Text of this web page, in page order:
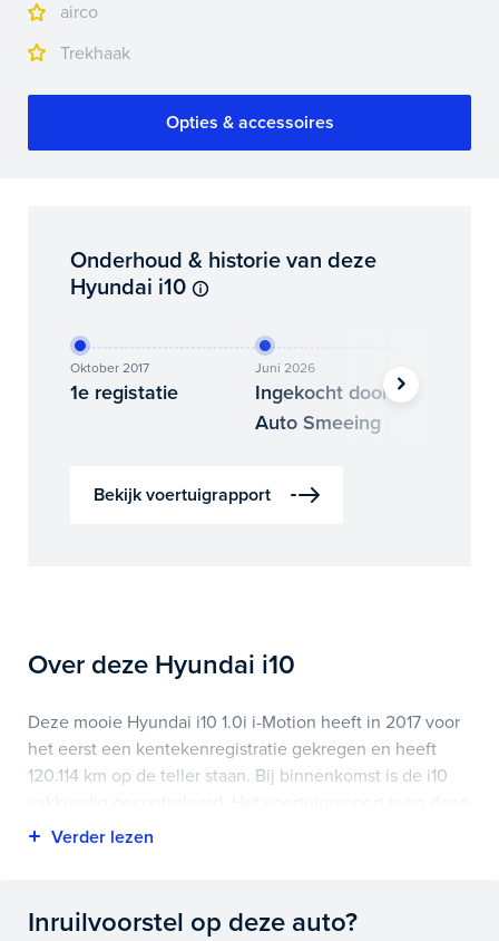
airco
Trekhaak
Opties & accessoires
Onderhoud & historie van deze
Hyundai i10
Oktober 2017
1e registatie
Juni 2026
Ingekocht door
Auto Smeeing
Bekijk voertuigrapport
Over deze Hyundai i10
Deze mooie Hyundai i10 1.0i i-Motion heeft in 2017 voor
het eerst een kentekenregistratie gekregen en heeft
120.114 km op de teller staan. Bij binnenkomst is de i10
pagina bij onderhoud en historie te downloaden.
trekhaak, en nog veel meer.
Inruilvoorstel op deze auto?